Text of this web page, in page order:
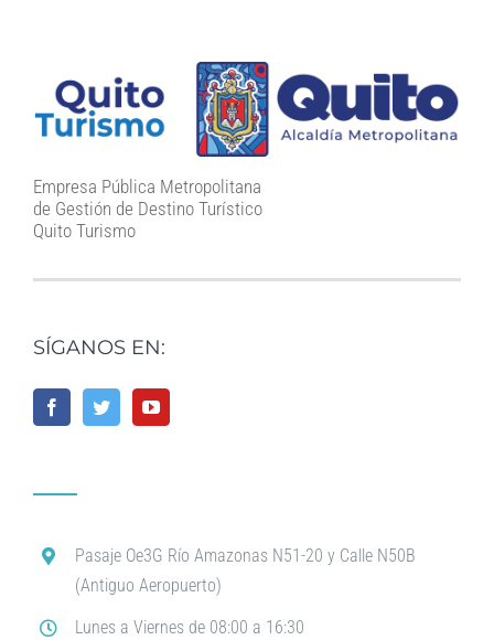
Empresa Pública Metropolitana
de Gestión de Destino Turístico
Quito Turismo
SÍGANOS EN:
Pasaje Oe3G Río Amazonas N51-20 y Calle N50B
(Antiguo Aeropuerto)
Lunes a Viernes de 08:00 a 16:30